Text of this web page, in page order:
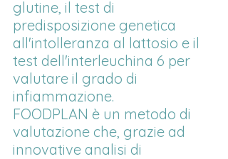
glutine, il test di
predisposizione genetica
all'intolleranza al lattosio e il
test dell'interleuchina 6 per
valutare il grado di
infiammazione.
FOODPLAN è un metodo di
valutazione che, grazie ad
innovative analisi di